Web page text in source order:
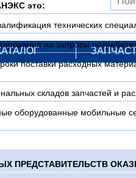
это:
технических
на запросы
поставки расходных
складов запчастей и
оборудованные мобильные
ПРЕДСТАВИТЕЛЬСТВ